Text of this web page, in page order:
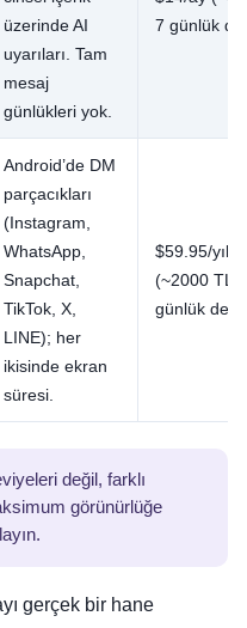
üzerinde AI
uyarıları. Tam
mesaj
günlükleri yok.
7 günlük
Android’de DM
parçacıkları
(Instagram,
WhatsApp,
Snapchat,
TikTok, X,
LINE); her
ikisinde ekran
süresi.
$59.95/yıl
(~2000 TL)
günlük
değil, farklı
görünürlüğe
gerçek bir hane